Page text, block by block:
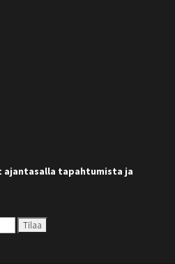
ajantasalla tapahtumista ja